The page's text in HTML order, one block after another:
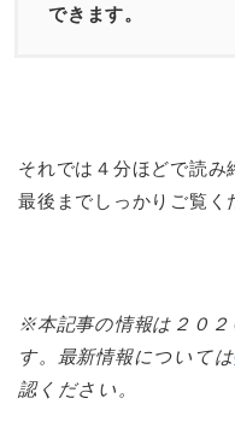
できます。
それでは４分ほどで読み
最後までしっかりご覧く
※本記事の情報は２０
す。最新情報については
認ください。